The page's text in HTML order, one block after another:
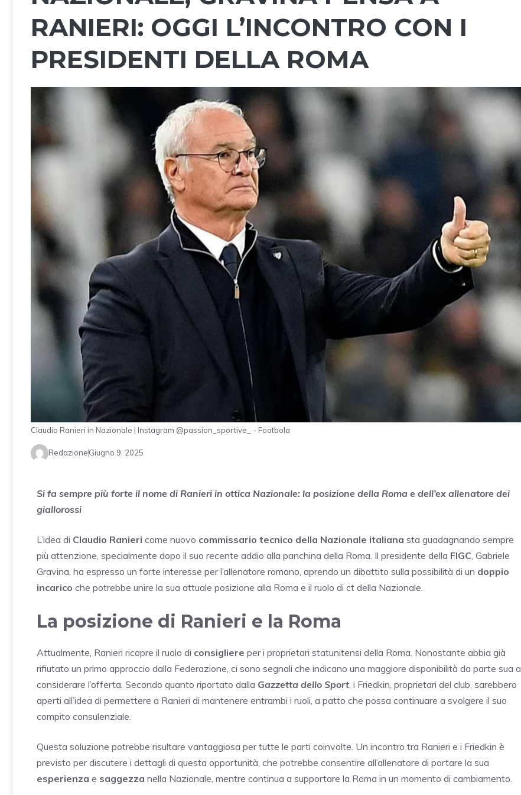
RANIERI: OGGI L’INCONTRO CON I
PRESIDENTI DELLA ROMA
Claudio Ranieri in Nazionale | Instagram @passion_sportive_ - Footbola
RedazioneGiugno 9, 2025
Si fa sempre più forte il nome di Ranieri in ottica Nazionale: la posizione della Roma e dell’ex allenatore dei
giallorossi
L’idea di Claudio Ranieri come nuovo commissario tecnico della Nazionale italiana sta guadagnando sempre
più attenzione, specialmente dopo il suo recente addio alla panchina della Roma. Il presidente della FIGC , Gabriele
Gravina, ha espresso un forte interesse per l’allenatore romano, aprendo un dibattito sulla possibilità di un doppio
incarico che potrebbe unire la sua attuale posizione alla Roma e il ruolo di ct della Nazionale.
La posizione di Ranieri e la Roma
Attualmente, Ranieri ricopre il ruolo di consigliere per i proprietari statunitensi della Roma. Nonostante abbia già
rifiutato un primo approccio dalla Federazione, ci sono segnali che indicano una maggiore disponibilità da parte sua a
considerare l’offerta. Secondo quanto riportato dalla Gazzetta dello Sport , i Friedkin, proprietari del club, sarebbero
aperti all’idea di permettere a Ranieri di mantenere entrambi i ruoli, a patto che possa continuare a svolgere il suo
compito consulenziale.
Questa soluzione potrebbe risultare vantaggiosa per tutte le parti coinvolte. Un incontro tra Ranieri e i Friedkin è
previsto per discutere i dettagli di questa opportunità, che potrebbe consentire all’allenatore di portare la sua
esperienza e saggezza nella Nazionale, mentre continua a supportare la Roma in un momento di cambiamento.